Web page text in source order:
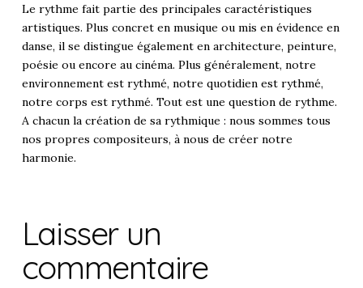
Le rythme fait partie des principales caractéristiques
artistiques. Plus concret en musique ou mis en évidence en
danse, il se distingue également en architecture, peinture,
poésie ou encore au cinéma. Plus généralement, notre
environnement est rythmé, notre quotidien est rythmé,
notre corps est rythmé. Tout est une question de rythme.
A chacun la création de sa rythmique : nous sommes tous
nos propres compositeurs, à nous de créer notre
harmonie.
Laisser un
commentaire